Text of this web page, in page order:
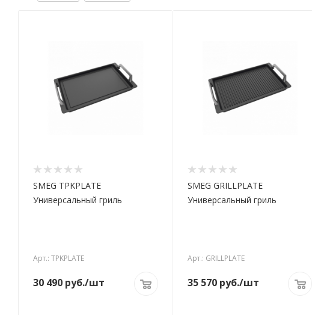
SMEG TPKPLATE
Универсальный гриль
Арт.: TPKPLATE
30 490 руб./шт
SMEG GRILLPLATE
Универсальный гриль
Арт.: GRILLPLATE
35 570руб./шт